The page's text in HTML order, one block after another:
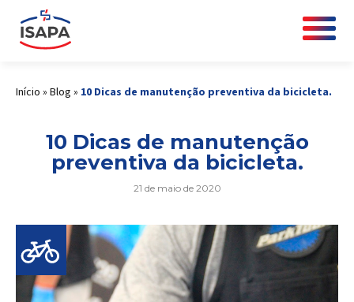
Início » Blog » 10 Dicas de manutenção preventiva da bicicleta.
10 Dicas de manutenção
preventiva da bicicleta.
21 de maio de 2020